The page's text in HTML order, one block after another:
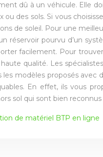
dû à un véhicule. Elle
ou des sols. Si vous
de soleil. Pour une
réservoir pourvu d’un
facilement. Pour
qualité. Les
les modèles proposés
En effet, ils vous
sol qui sont bien reconnus
de matériel BTP en ligne